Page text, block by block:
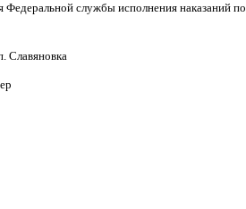
службы исполнения наказаний по
Славяновка